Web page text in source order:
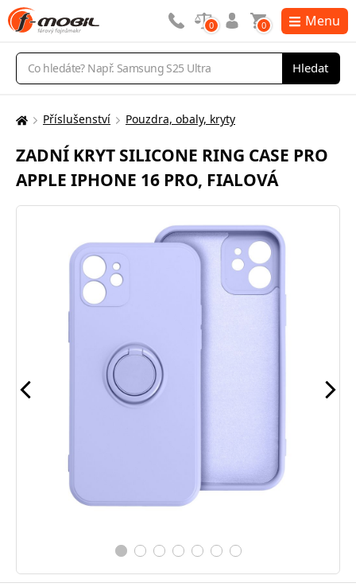
Vyhledávání
Hledat
0 0 Menu
Zde
nacházíte:
Příslušenství Pouzdra, obaly, kryty
ZADNÍ KRYT SILICONE RING CASE PRO
APPLE IPHONE 16 PRO, FIALOVÁ